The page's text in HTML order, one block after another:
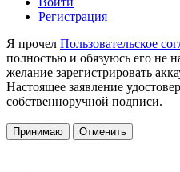
Регистрация
Я прочел Пользовательское
полностью и обязуюсь его не
желание зарегистрировать
Настоящее заявление
собственноручной подписи.
Принимаю Отменить